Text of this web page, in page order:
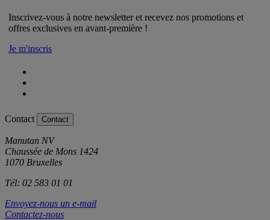
Inscrivez-vous à notre newsletter et recevez nos promotions et
offres exclusives en avant-première !
Je m'inscris
Contact Contact
Manutan NV
Chaussée de Mons 1424
1070 Bruxelles
Tél: 02 583 01 01
Envoyez-nous un e-mail
Contactez-nous